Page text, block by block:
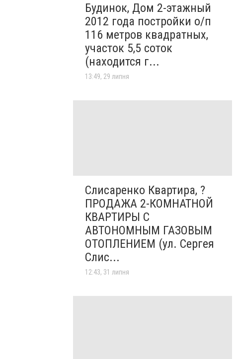
Будинок, Дом 2-этажный
2012 года постройки о/п
116 метров квадратных,
участок 5,5 соток
(находится г...
13:49, 29 липня
Слисаренко Квартира, ?
ПРОДАЖА 2-КОМНАТНОЙ
КВАРТИРЫ С
АВТОНОМНЫМ ГАЗОВЫМ
ОТОПЛЕНИЕМ (ул. Сергея
Слис...
12:43, 31 липня